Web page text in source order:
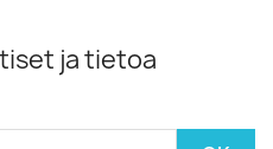
ja tietoa